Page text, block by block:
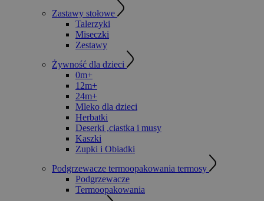
Zastawy stołowe
Talerzyki
Miseczki
Zestawy
Żywność dla dzieci
0m+
12m+
24m+
Mleko dla dzieci
Herbatki
Deserki ,ciastka i musy
Kaszki
Zupki i Obiadki
Podgrzewacze termoopakowania termosy
Podgrzewacze
Termoopakowania